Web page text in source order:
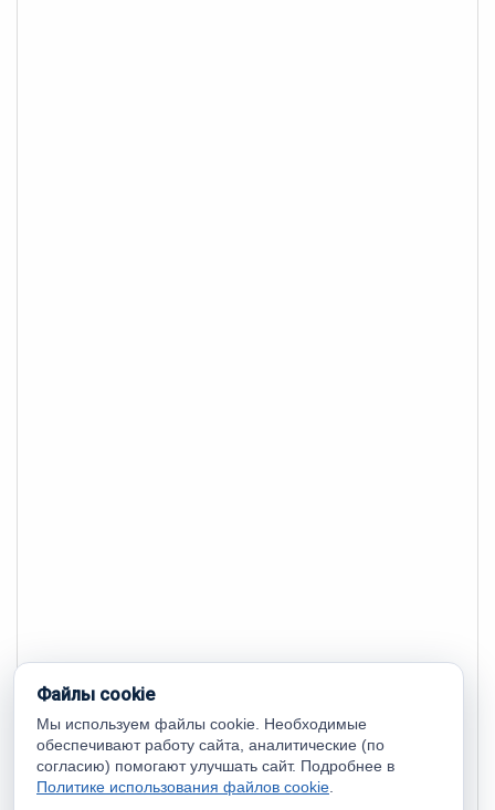
Файлы cookie
Мы используем файлы cookie. Необходимые
обеспечивают работу сайта, аналитические (по
согласию) помогают улучшать сайт. Подробнее в
Политике использования файлов cookie